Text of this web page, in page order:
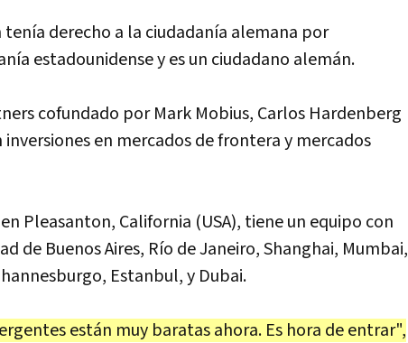
tenía derecho a la ciudadanía alemana por
estadounidense y es un ciudadano alemán.
cofundado por Mark Mobius, Carlos Hardenberg
en mercados de frontera y mercados
Pleasanton, California (USA), tiene un equipo con
de Buenos Aires, Río de Janeiro, Shanghai, Mumbai,
Estanbul, y Dubai.
están muy baratas ahora. Es hora de entrar",